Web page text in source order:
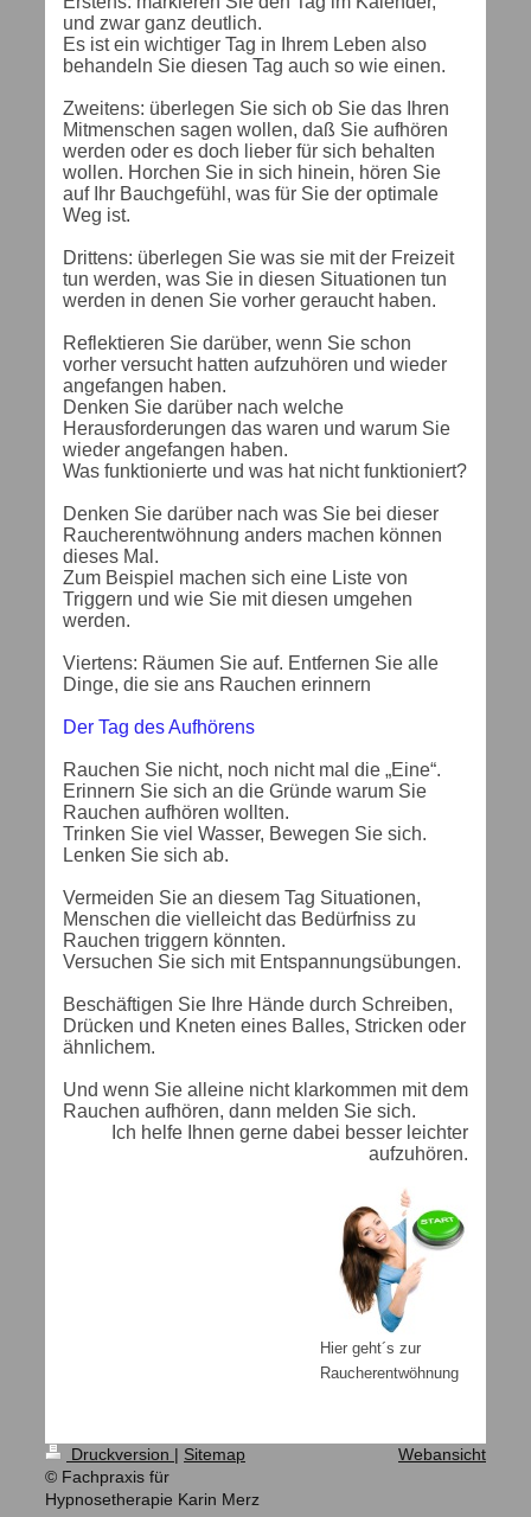
und zwar ganz deutlich.
Es ist ein wichtiger Tag in Ihrem Leben also
behandeln Sie diesen Tag auch so wie einen.
Zweitens: überlegen Sie sich ob Sie das Ihren
Mitmenschen sagen wollen, daß Sie aufhören
werden oder es doch lieber für sich behalten
wollen. Horchen Sie in sich hinein, hören Sie
auf Ihr Bauchgefühl, was für Sie der optimale
Weg ist.
Drittens: überlegen Sie was sie mit der Freizeit
tun werden, was Sie in diesen Situationen tun
werden in denen Sie vorher geraucht haben.
Reflektieren Sie darüber, wenn Sie schon
vorher versucht hatten aufzuhören und wieder
angefangen haben.
Denken Sie darüber nach welche
Herausforderungen das waren und warum Sie
wieder angefangen haben.
Was funktionierte und was hat nicht funktioniert?
Denken Sie darüber nach was Sie bei dieser
Raucherentwöhnung anders machen können
dieses Mal.
Zum Beispiel machen sich eine Liste von
Triggern und wie Sie mit diesen umgehen
werden.
Viertens: Räumen Sie auf. Entfernen Sie alle
Dinge, die sie ans Rauchen erinnern
Der Tag des Aufhörens
Rauchen Sie nicht, noch nicht mal die „Eine“.
Erinnern Sie sich an die Gründe warum Sie
Rauchen aufhören wollten.
Trinken Sie viel Wasser, Bewegen Sie sich.
Lenken Sie sich ab.
Vermeiden Sie an diesem Tag Situationen,
Menschen die vielleicht das Bedürfniss zu
Rauchen triggern könnten.
Versuchen Sie sich mit Entspannungsübungen.
Beschäftigen Sie Ihre Hände durch Schreiben,
Drücken und Kneten eines Balles, Stricken oder
ähnlichem.
Und wenn Sie alleine nicht klarkommen mit dem
Rauchen aufhören, dann melden Sie sich.
Ich helfe Ihnen gerne dabei besser leichter
aufzuhören.
Hier geht´s zur
Raucherentwöhnung
Druckversion | Sitemap
© Fachpraxis für
Hypnosetherapie Karin Merz
Webansicht